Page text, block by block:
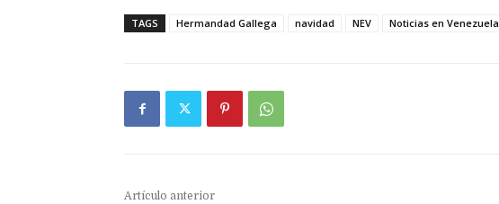
TAGS Hermandad Gallega navidad NEV Noticias en Venezuela
Artículo anterior